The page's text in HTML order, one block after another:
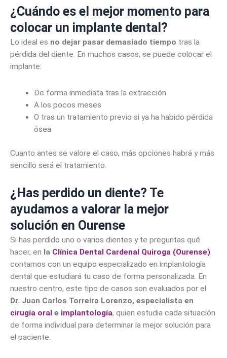
¿Cuándo es el mejor momento para
colocar un implante dental?
Lo ideal es no dejar pasar demasiado tiempo tras la
pérdida del diente. En muchos casos, se puede colocar el
implante:
De forma inmediata tras la extracción
A los pocos meses
O tras un tratamiento previo si ya ha habido pérdida
ósea
Cuanto antes se valore el caso, más opciones habrá y más
sencillo será el tratamiento.
¿Has perdido un diente? Te
ayudamos a valorar la mejor
solución en Ourense
Si has perdido uno o varios dientes y te preguntas qué
hacer, en la Clínica Dental Cardenal Quiroga (Ourense)
contamos con un equipo especializado en implantología
dental que estudiará tu caso de forma personalizada. En
nuestro centro, este tipo de casos son evaluados por el
Dr. Juan Carlos Torreira Lorenzo, especialista en
cirugía oral e implantología, quien estudia cada situación
de forma individual para determinar la mejor solución para
el paciente.